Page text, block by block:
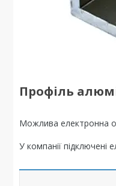
Профіль
У компанії